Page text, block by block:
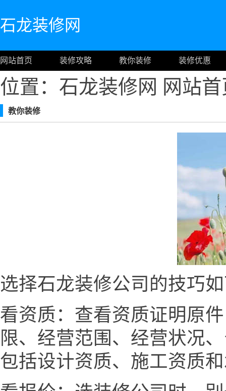
石龙装修网
网站首页 装修攻略 教你装修 装修优惠
位置：石龙装修网 网站
教你装修
选择石龙装修公司的技巧
看资质：查看资质证明原
限、经营范围、经营状况
包括设计资质、施工资质